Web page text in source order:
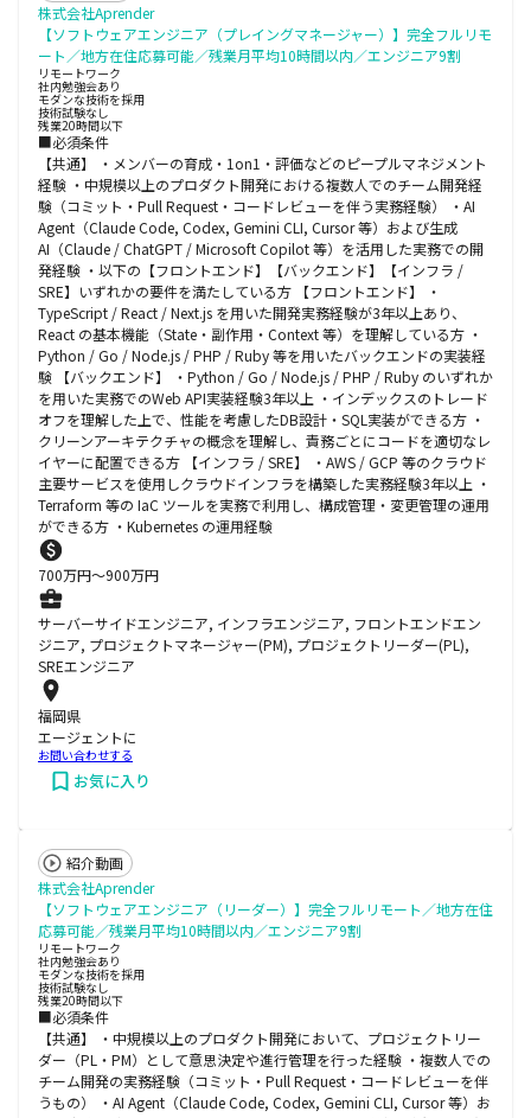
株式会社Aprender
【ソフトウェアエンジニア（プレイングマネージャー）】完全フルリモ
ート／地方在住応募可能／残業月平均10時間以内／エンジニア9割
リモートワーク
社内勉強会あり
モダンな技術を採用
技術試験なし
残業20時間以下
■必須条件
【共通】 ・メンバーの育成・1on1・評価などのピープルマネジメント
経験 ・中規模以上のプロダクト開発における複数人でのチーム開発経
験（コミット・Pull Request・コードレビューを伴う実務経験） ・AI
Agent（Claude Code, Codex, Gemini CLI, Cursor 等）および生成
AI（Claude / ChatGPT / Microsoft Copilot 等）を活用した実務での開
発経験 ・以下の【フロントエンド】【バックエンド】【インフラ /
SRE】いずれかの要件を満たしている方 【フロントエンド】 ・
TypeScript / React / Next.js を用いた開発実務経験が3年以上あり、
React の基本機能（State・副作用・Context 等）を理解している方 ・
Python / Go / Node.js / PHP / Ruby 等を用いたバックエンドの実装経
験 【バックエンド】 ・Python / Go / Node.js / PHP / Ruby のいずれか
を用いた実務でのWeb API実装経験3年以上 ・インデックスのトレード
オフを理解した上で、性能を考慮したDB設計・SQL実装ができる方 ・
クリーンアーキテクチャの概念を理解し、責務ごとにコードを適切なレ
イヤーに配置できる方 【インフラ / SRE】 ・AWS / GCP 等のクラウド
主要サービスを使用しクラウドインフラを構築した実務経験3年以上 ・
Terraform 等の IaC ツールを実務で利用し、構成管理・変更管理の運用
ができる方 ・Kubernetes の運用経験
700万円〜900万円
サーバーサイドエンジニア, インフラエンジニア, フロントエンドエン
ジニア, プロジェクトマネージャー(PM), プロジェクトリーダー(PL),
SREエンジニア
福岡県
エージェントに
お問い合わせする
お気に入り
紹介動画
株式会社Aprender
【ソフトウェアエンジニア（リーダー）】完全フルリモート／地方在住
応募可能／残業月平均10時間以内／エンジニア9割
リモートワーク
社内勉強会あり
モダンな技術を採用
技術試験なし
残業20時間以下
■必須条件
【共通】 ・中規模以上のプロダクト開発において、プロジェクトリー
ダー（PL・PM）として意思決定や進行管理を行った経験 ・複数人での
チーム開発の実務経験（コミット・Pull Request・コードレビューを伴
うもの） ・AI Agent（Claude Code, Codex, Gemini CLI, Cursor 等）お